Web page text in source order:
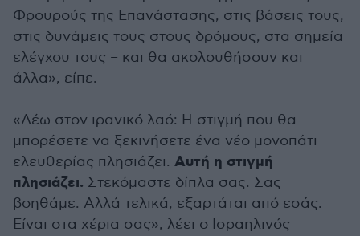
Φρουρούς της Επανάστασης, στις βάσεις τους,
στις δυνάμεις τους στους δρόμους, στα σημεία
ελέγχου τους – και θα ακολουθήσουν και
άλλα», είπε.
«Λέω στον ιρανικό λαό: Η στιγμή που θα
μπορέσετε να ξεκινήσετε ένα νέο μονοπάτι
ελευθερίας πλησιάζει. Αυτή η στιγμή
πλησιάζει. Στεκόμαστε δίπλα σας. Σας
βοηθάμε. Αλλά τελικά, εξαρτάται από εσάς.
Είναι στα χέρια σας», λέει ο Ισραηλινός